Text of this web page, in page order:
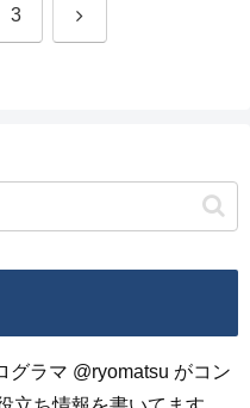
3 次
グラマ @ryomatsu がコン